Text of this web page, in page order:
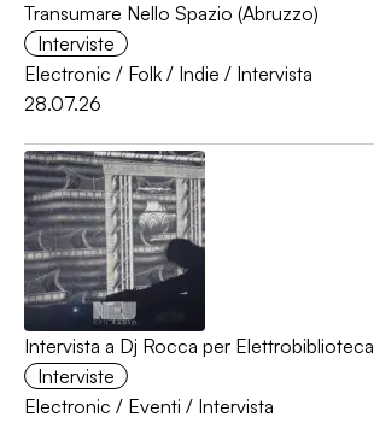
Transumare Nello Spazio (Abruzzo)
Interviste
Electronic / Folk / Indie / Intervista
28.07.26
Intervista a Dj Rocca per Elettrobiblioteca
Interviste
Electronic / Eventi / Intervista